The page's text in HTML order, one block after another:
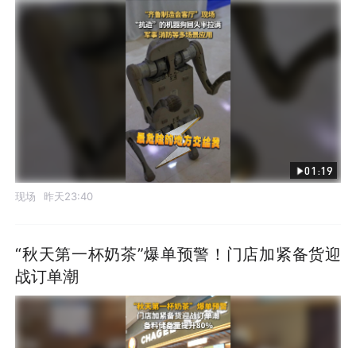
01:19
现场 昨天23:40
“秋天第一杯奶茶”爆单预警！门店加紧备货迎
战订单潮